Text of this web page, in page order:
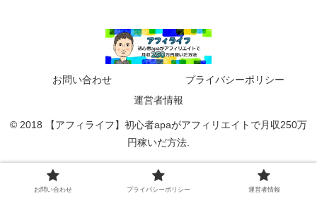
お問い合わせ
プライバシーポリシー
運営者情報
© 2018 【アフィライフ】初心者apaがアフィリエイトで月収250万
円稼いだ方法.
お問い合わせ プライバシーポリシー 運営者情報